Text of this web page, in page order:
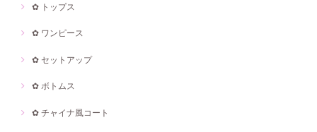
✿ トップス
✿ ワンピース
✿ セットアップ
✿ ボトムス
✿ チャイナ風コート